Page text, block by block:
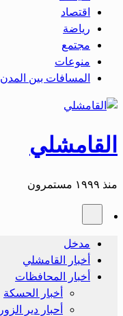
اقتصاد
رياضة
مجتمع
منوعات
المسافات بين المدن
القامشلي
منذ ١٩٩٩ مستمرون
مدخل
أخبار القامشلي
أخبار المحافظات
أخبار الحسكة
أحبار دير الزور